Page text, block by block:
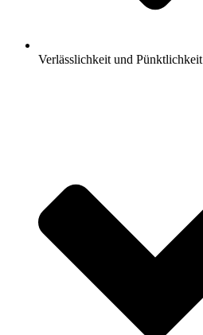
Verlässlichkeit und Pünktlichkeit